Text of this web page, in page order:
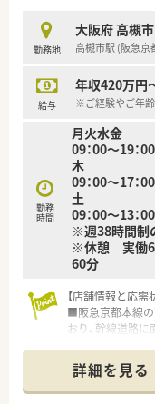
ます。
【勤務実態につい
な労務管理のも
整っています。
複数名が取得し
場です。
■人員配置は適宜
らの出向依頼を
ています。
勤務地
大阪府 高槻市
高槻市駅 (阪急京
給与
年収420万円
※ご経験やご年齢
勤務
時間
月火水金
09：00～19：00
木
09：00～17：00
土
09：00～13：00
※週38時間制
※休憩 実働6
60分
【店舗情報と応需
■阪急京都本線
おり、幹線道路
おり、1日あたり
■薬剤師は常勤3
名の複数体制を
詳細を見る